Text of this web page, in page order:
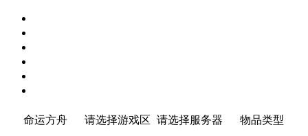
命运方舟 请选择游戏区 请选择服务器 物品类型